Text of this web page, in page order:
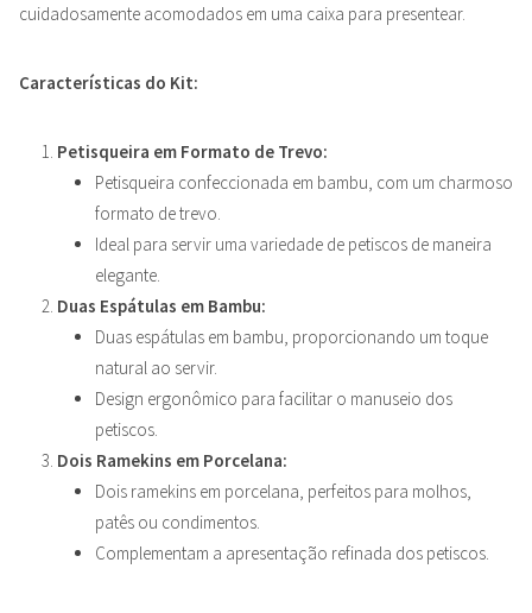
cuidadosamente acomodados em uma caixa para presentear.
Características do Kit:
Petisqueira em Formato de Trevo:
Petisqueira confeccionada em bambu, com um charmoso
formato de trevo.
Ideal para servir uma variedade de petiscos de maneira
elegante.
Duas Espátulas em Bambu:
Duas espátulas em bambu, proporcionando um toque
natural ao servir.
Design ergonômico para facilitar o manuseio dos
petiscos.
Dois Ramekins em Porcelana:
Dois ramekins em porcelana, perfeitos para molhos,
patês ou condimentos.
Complementam a apresentação refinada dos petiscos.